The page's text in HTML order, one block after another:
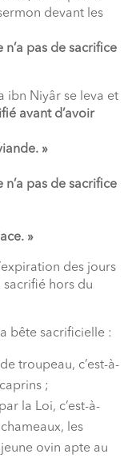
devant les
pas de sacrifice
ibn Niyâr se leva et
avant d’avoir
»
pas de sacrifice
»
des jours
sacrifié hors du
bête sacrificielle :
troupeau, c’est-à-
;
la Loi, c’est-à-
les
ovin apte au